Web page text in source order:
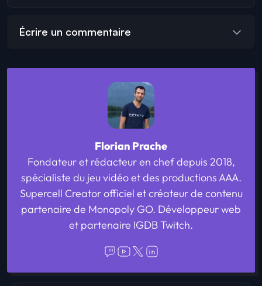
Écrire un commentaire
Florian Prache
Fondateur et rédacteur en chef depuis 2018,
spécialiste du jeu vidéo et des productions AAA.
Supercell Creator officiel et créateur de contenu
partenaire de Monopoly GO. Développeur web
et partenaire IGDB Twitch.